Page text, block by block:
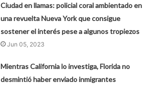
Ciudad en llamas: policial coral ambientado en
una revuelta Nueva York que consigue
sostener el interés pese a algunos tropiezos
Jun 05, 2023
Mientras California lo investiga, Florida no
desmintió haber enviado inmigrantes